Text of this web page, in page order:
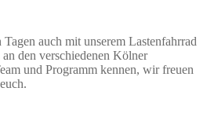
auch mit unserem Lastenfahrrad
den verschiedenen Kölner
und Programm kennen, wir freuen